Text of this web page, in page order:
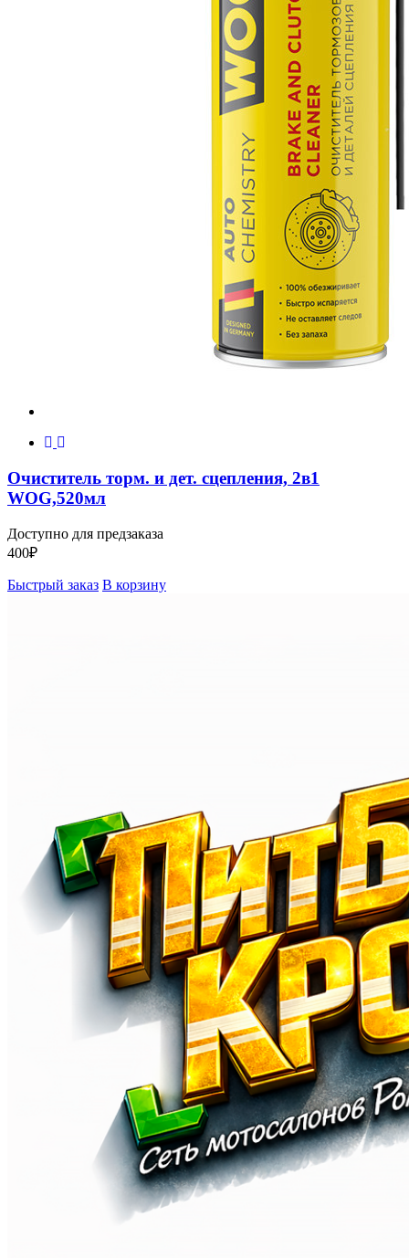
Очиститель торм. и дет. сцепления, 2в1
WOG,520мл
Доступно для предзаказа
400₽
Быстрый заказ В корзину